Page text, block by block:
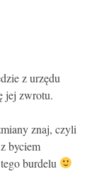
z urzędu
jej zwrotu.
znaj, czyli
byciem
burdelu